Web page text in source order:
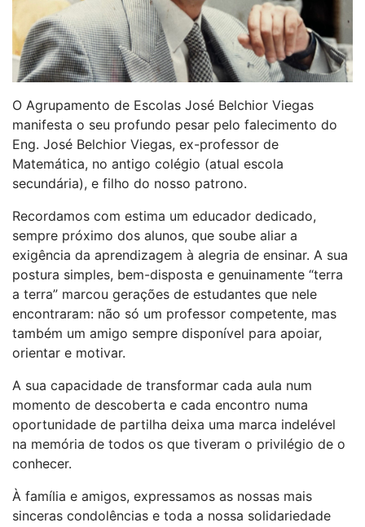
O Agrupamento de Escolas José Belchior Viegas
manifesta o seu profundo pesar pelo falecimento do
Eng. José Belchior Viegas, ex-professor de
Matemática, no antigo colégio (atual escola
secundária), e filho do nosso patrono.
Recordamos com estima um educador dedicado,
sempre próximo dos alunos, que soube aliar a
exigência da aprendizagem à alegria de ensinar. A sua
postura simples, bem-disposta e genuinamente “terra
a terra” marcou gerações de estudantes que nele
encontraram: não só um professor competente, mas
também um amigo sempre disponível para apoiar,
orientar e motivar.
A sua capacidade de transformar cada aula num
momento de descoberta e cada encontro numa
oportunidade de partilha deixa uma marca indelével
na memória de todos os que tiveram o privilégio de o
conhecer.
À família e amigos, expressamos as nossas mais
sinceras condolências e toda a nossa solidariedade